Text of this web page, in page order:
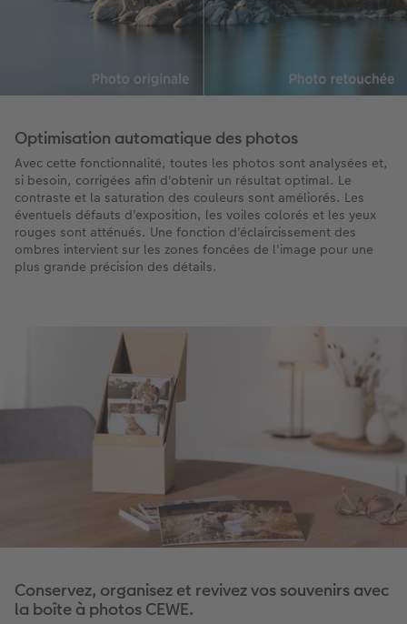
Optimisation automatique des photos
Avec cette fonctionnalité, toutes les photos sont analysées et,
si besoin, corrigées afin d'obtenir un résultat optimal. Le
contraste et la saturation des couleurs sont améliorés. Les
éventuels défauts d'exposition, les voiles colorés et les yeux
rouges sont atténués. Une fonction d'éclaircissement des
ombres intervient sur les zones foncées de l'image pour une
plus grande précision des détails.
Conservez, organisez et revivez vos souvenirs avec
la boîte à photos CEWE.